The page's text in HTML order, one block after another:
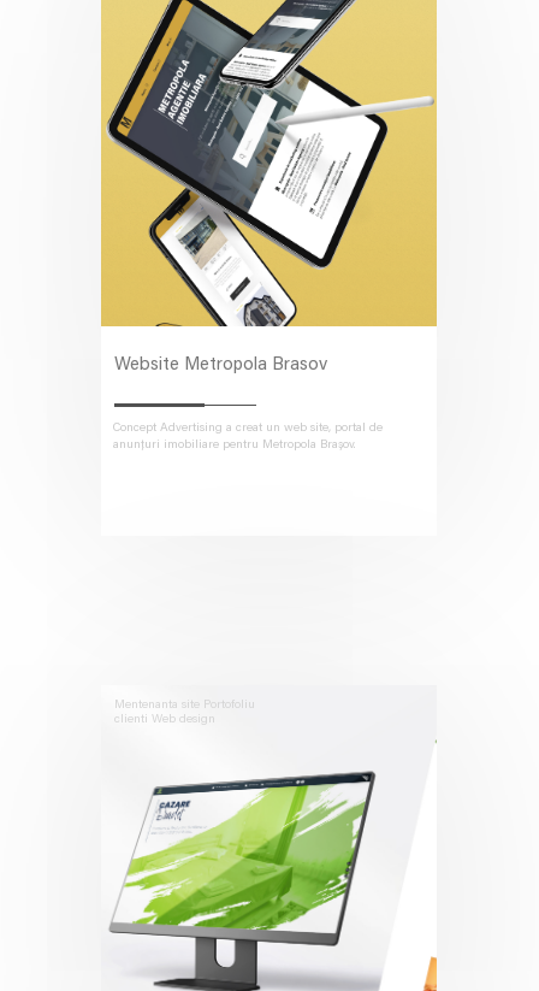
Website Metropola Brasov
Concept Advertising a creat un web site, portal de
anunțuri imobiliare pentru Metropola Brașov.
Mentenanta site Portofoliu
clienti Web design